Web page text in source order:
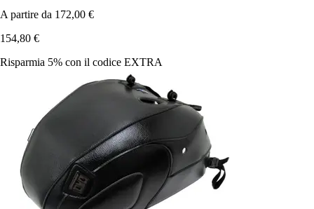
A partire da 172,00 €
154,80 €
Risparmia 5% con il codice EXTRA